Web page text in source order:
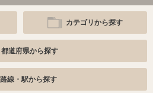
カテゴリから探す
都道府県から探す
路線・駅から探す